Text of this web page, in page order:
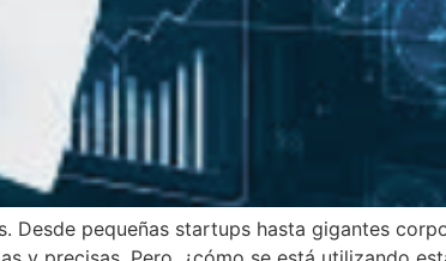
Desde pequeñas startups hasta gigantes